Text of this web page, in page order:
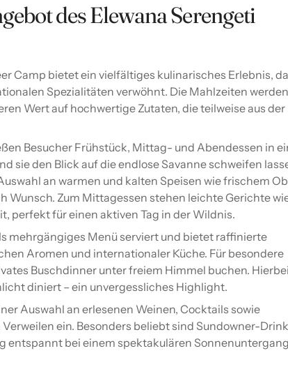
des Elewana Serengeti
Camp bietet ein vielfältiges kulinarisches Erlebnis,
Spezialitäten verwöhnt. Die Mahlzeiten
Wert auf hochwertige Zutaten, die teilweise aus der
Besucher Frühstück, Mittag- und Abendessen in
sie den Blick auf die endlose Savanne schweifen
an warmen und kalten Speisen wie frischem
Wunsch. Zum Mittagessen stehen leichte Gerichte
perfekt für einen aktiven Tag in der Wildnis.
mehrgängiges Menü serviert und bietet raffinierte
Aromen und internationaler Küche. Für besondere
Buschdinner unter freiem Himmel buchen.
diniert – ein unvergessliches Highlight.
Auswahl an erlesenen Weinen, Cocktails sowie
ein. Besonders beliebt sind Sundowner-
entspannt bei einem spektakulären